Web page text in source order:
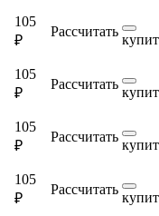
105
₽
Рассчитать
105
₽
Рассчитать
105
₽
Рассчитать
105
₽
Рассчитать